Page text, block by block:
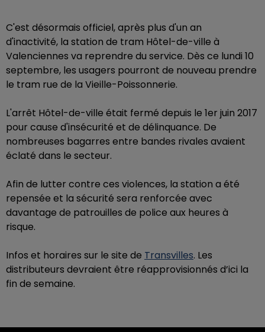
C'est désormais officiel, après plus d'un an
d'inactivité, la station de tram Hôtel-de-ville à
Valenciennes va reprendre du service. Dès ce lundi 10
septembre, les usagers pourront de nouveau prendre
le tram rue de la Vieille-Poissonnerie.
L'arrêt Hôtel-de-ville était fermé depuis le 1er juin 2017
pour cause d'insécurité et de délinquance. De
nombreuses bagarres entre bandes rivales avaient
éclaté dans le secteur.
Afin de lutter contre ces violences, la station a été
repensée et la sécurité sera renforcée avec
davantage de patrouilles de police aux heures à
risque.
Infos et horaires sur le site de Transvilles. Les
distributeurs devraient être réapprovisionnés d’ici la
fin de semaine.